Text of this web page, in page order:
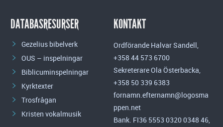
DATABASRESURSER
Gezelius bibelverk
OUS – inspelningar
Biblicuminspelningar
Kyrktexter
Trosfrågan
Kristen vokalmusik
KONTAKT
Ordförande Halvar Sandell,
+358 44 573 6700
Sekreterare Ola Österbacka,
+358 50 339 6383
fornamn.efternamn@logosma
ppen.net
Bank. FI36 5553 0320 0348 46,